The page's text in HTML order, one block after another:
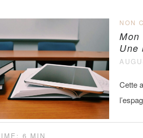
NON
Mon
Une
Cette
6 MIN